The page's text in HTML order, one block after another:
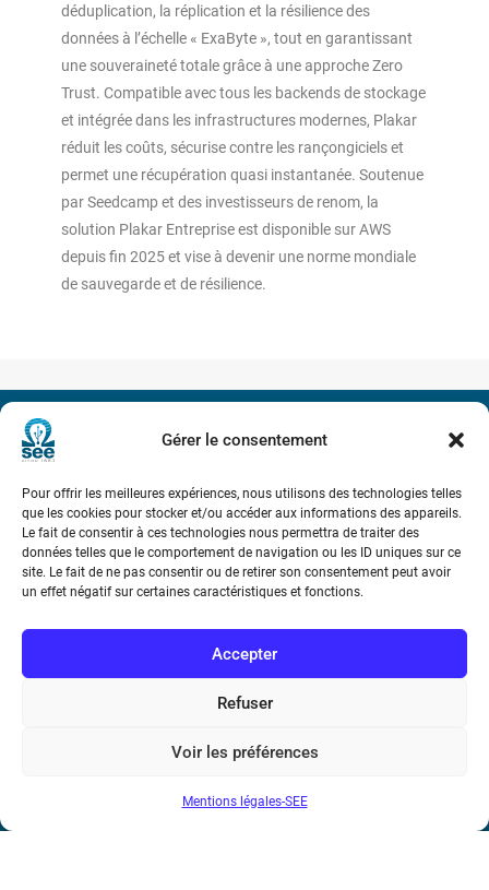
Gérer le consentement
Pour offrir les meilleures expériences, nous utilisons des technologies telles
que les cookies pour stocker et/ou accéder aux informations des appareils.
Le fait de consentir à ces technologies nous permettra de traiter des
données telles que le comportement de navigation ou les ID uniques sur ce
site. Le fait de ne pas consentir ou de retirer son consentement peut avoir
un effet négatif sur certaines caractéristiques et fonctions.
Accepter
Refuser
Voir les préférences
Mentions légales-SEE
déduplication, la réplication et la résilience des
données à l’échelle « ExaByte », tout en garantissant
une souveraineté totale grâce à une approche Zero
Trust. Compatible avec tous les backends de stockage
et intégrée dans les infrastructures modernes, Plakar
réduit les coûts, sécurise contre les rançongiciels et
permet une récupération quasi instantanée. Soutenue
par Seedcamp et des investisseurs de renom, la
solution Plakar Entreprise est disponible sur AWS
depuis fin 2025 et vise à devenir une norme mondiale
de sauvegarde et de résilience.
Bicentenaire des découvertes d’André-
Marie Ampère
Société de l’Electricité, de l’Electronique et des Technologies
17 rue de l’Amiral Hamelin75116 Paris
Métro : « Boissière » Ligne 6 et « Iéna » Ligne 9
N° de SIREN : 785 393 232, Code APE : 9412Z TVA intra-
communautaire : FR44 785 393 232